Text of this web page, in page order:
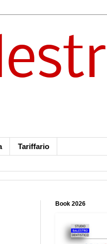
Tariffario
Book 2026